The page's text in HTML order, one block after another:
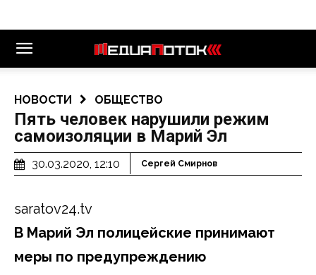
НОВОСТИ ОБЩЕСТВО
Пять человек нарушили режим
самоизоляции в Марий Эл
30.03.2020, 12:10 Сергей Смирнов
saratov24.tv
В Марий Эл полицейские принимают
меры по предупреждению